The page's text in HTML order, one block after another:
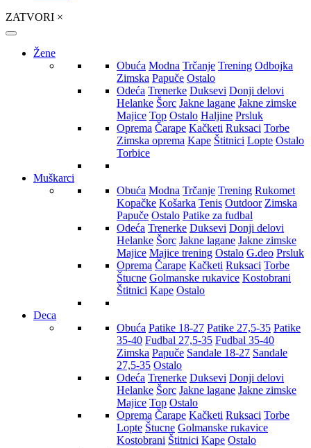
ZATVORI ×
Žene
Obuća Modna Trčanje Trening Odbojka
Zimska Papuče Ostalo
Odeća Trenerke Duksevi Donji delovi
Helanke Šorc Jakne lagane Jakne zimske
Majice Top Ostalo Haljine Prsluk
Oprema Čarape Kačketi Ruksaci Torbe
Zimska oprema Kape Štitnici Lopte Ostalo
Torbice
Muškarci
Obuća Modna Trčanje Trening Rukomet
Kopačke Košarka Tenis Outdoor Zimska
Papuče Ostalo Patike za fudbal
Odeća Trenerke Duksevi Donji delovi
Helanke Šorc Jakne lagane Jakne zimske
Majice Majice trening Ostalo G.deo Prsluk
Oprema Čarape Kačketi Ruksaci Torbe
Štucne Golmanske rukavice Kostobrani
Štitnici Kape Ostalo
Deca
Obuća Patike 18-27 Patike 27,5-35 Patike
35-40 Fudbal 27,5-35 Fudbal 35-40
Zimska Papuče Sandale 18-27 Sandale
27,5-35 Ostalo
Odeća Trenerke Duksevi Donji delovi
Helanke Šorc Jakne lagane Jakne zimske
Majice Top Ostalo
Oprema Čarape Kačketi Ruksaci Torbe
Lopte Štucne Golmanske rukavice
Kostobrani Štitnici Kape Ostalo